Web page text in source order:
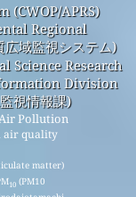
(CWOP/APRS)
Regional
域監視システム)
Science Research
Division
視情報課)
Pollution
air quality
matter)
10 (PM10